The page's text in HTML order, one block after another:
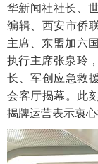
华新闻社社长、
编辑、西安市侨
主席、东盟加六
执行主席张泉玲
长、军创应急救
会客厅揭幕。此
揭牌运营表示衷